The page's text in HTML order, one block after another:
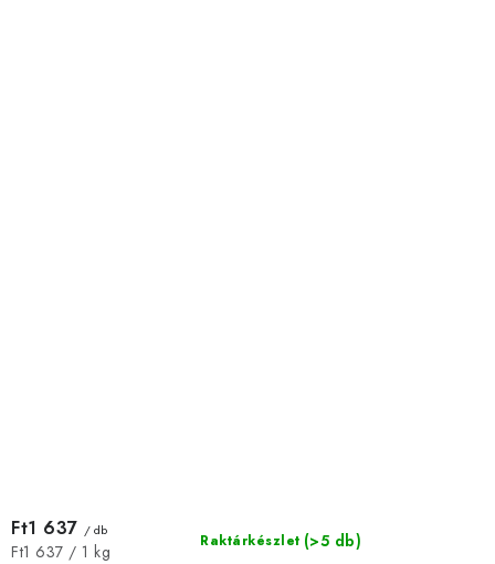
Raktárkészlet (>5 db)
Ft1 637 / db
Egységár:
Ft1 637 / 1 kg